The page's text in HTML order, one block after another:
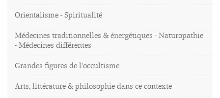
Orientalisme - Spiritualité
Médecines traditionnelles & énergétiques - Naturopathie
- Médecines différentes
Grandes figures de l'occultisme
Arts, littérature & philosophie dans ce contexte